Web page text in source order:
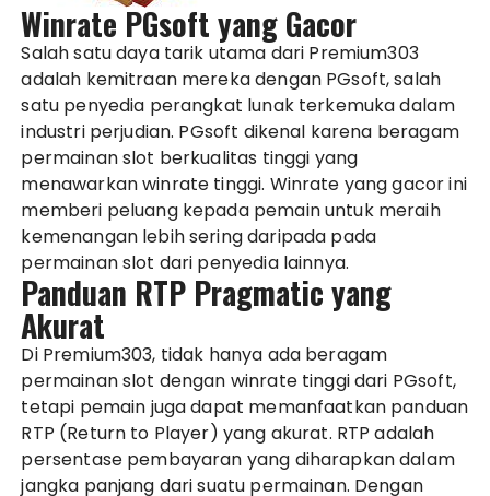
Winrate PGsoft yang Gacor
Salah satu daya tarik utama dari Premium303
adalah kemitraan mereka dengan PGsoft, salah
satu penyedia perangkat lunak terkemuka dalam
industri perjudian. PGsoft dikenal karena beragam
permainan slot berkualitas tinggi yang
menawarkan winrate tinggi. Winrate yang gacor ini
memberi peluang kepada pemain untuk meraih
kemenangan lebih sering daripada pada
permainan slot dari penyedia lainnya.
Panduan RTP Pragmatic yang
Akurat
Di Premium303, tidak hanya ada beragam
permainan slot dengan winrate tinggi dari PGsoft,
tetapi pemain juga dapat memanfaatkan panduan
RTP (Return to Player) yang akurat. RTP adalah
persentase pembayaran yang diharapkan dalam
jangka panjang dari suatu permainan. Dengan